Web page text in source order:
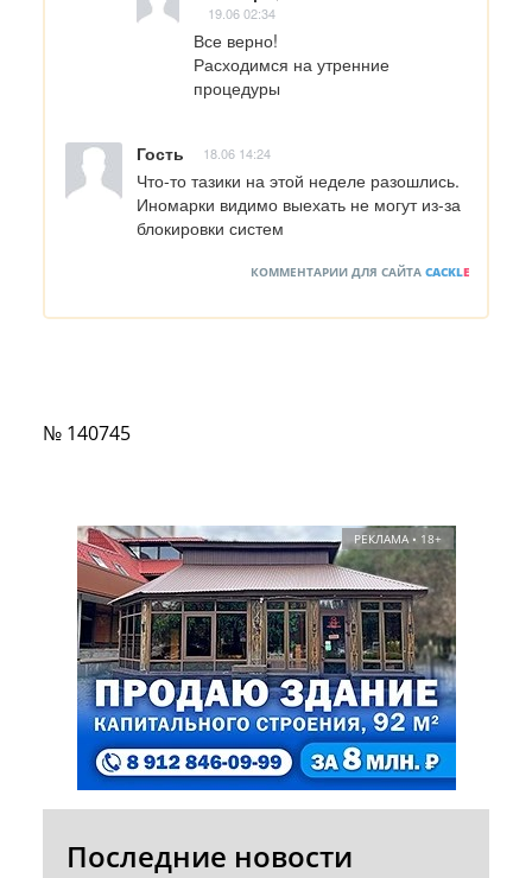
19.06 02:34
Все верно!
Расходимся на утренние
процедуры
Гость 18.06 14:24
Что-то тазики на этой неделе разошлись.
Иномарки видимо выехать не могут из-за
блокировки систем
КОММЕНТАРИИ ДЛЯ САЙТА CACKLE
№ 140745
РЕКЛАМА • 18+
Последние новости